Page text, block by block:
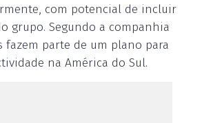
com potencial de incluir
grupo. Segundo a companhia
fazem parte de um plano para
na América do Sul.